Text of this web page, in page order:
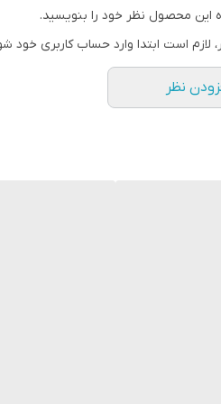
این محصول نظر خود را بنویسید.
لازم است ابتدا وارد حساب کاربری خود
نظر